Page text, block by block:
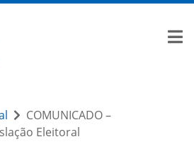
COMUNICADO –
Eleitoral